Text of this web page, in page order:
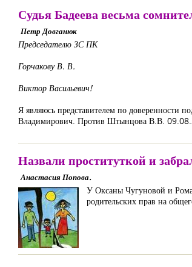
Судья Бадеева весьма
Петр Довганюк
Председателю ЗС ПК
Горчакову В. В.
Виктор Васильевич!
Я являюсь представителем по доверенности
Владимирович. Против Штынцова В.В.
Назвали проституткой и
Анастасия Попова.
У Оксаны Чугуновой и
родительских прав на